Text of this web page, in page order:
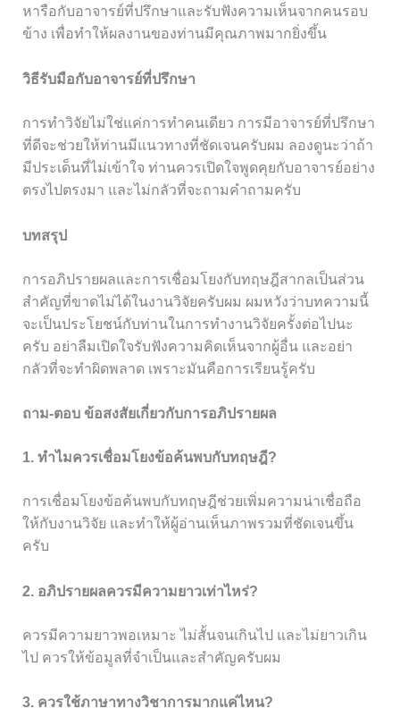
หารือกับอาจารย์ที่ปรึกษาและรับฟังความเห็นจากคนรอบ
ข้าง เพื่อทำให้ผลงานของท่านมีคุณภาพมากยิ่งขึ้น
วิธีรับมือกับอาจารย์ที่ปรึกษา
การทำวิจัยไม่ใช่แค่การทำคนเดียว การมีอาจารย์ที่ปรึกษา
ที่ดีจะช่วยให้ท่านมีแนวทางที่ชัดเจนครับผม ลองดูนะว่าถ้า
มีประเด็นที่ไม่เข้าใจ ท่านควรเปิดใจพูดคุยกับอาจารย์อย่าง
ตรงไปตรงมา และไม่กลัวที่จะถามคำถามครับ
บทสรุป
การอภิปรายผลและการเชื่อมโยงกับทฤษฎีสากลเป็นส่วน
สำคัญที่ขาดไม่ได้ในงานวิจัยครับผม ผมหวังว่าบทความนี้
จะเป็นประโยชน์กับท่านในการทำงานวิจัยครั้งต่อไปนะ
ครับ อย่าลืมเปิดใจรับฟังความคิดเห็นจากผู้อื่น และอย่า
กลัวที่จะทำผิดพลาด เพราะมันคือการเรียนรู้ครับ
ถาม-ตอบ ข้อสงสัยเกี่ยวกับการอภิปรายผล
1. ทำไมควรเชื่อมโยงข้อค้นพบกับทฤษฎี?
การเชื่อมโยงข้อค้นพบกับทฤษฎีช่วยเพิ่มความน่าเชื่อถือ
ให้กับงานวิจัย และทำให้ผู้อ่านเห็นภาพรวมที่ชัดเจนขึ้น
ครับ
2. อภิปรายผลควรมีความยาวเท่าไหร่?
ควรมีความยาวพอเหมาะ ไม่สั้นจนเกินไป และไม่ยาวเกิน
ไป ควรให้ข้อมูลที่จำเป็นและสำคัญครับผม
3. ควรใช้ภาษาทางวิชาการมากแค่ไหน?